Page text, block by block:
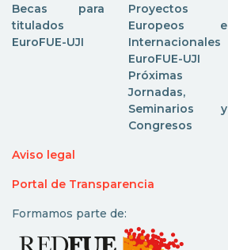
Becas para
titulados
EuroFUE-UJI
Proyectos
Europeos e
Internacionales
EuroFUE-UJI
Próximas
Jornadas,
Seminarios y
Congresos
Aviso legal
Portal de Transparencia
Formamos parte de: